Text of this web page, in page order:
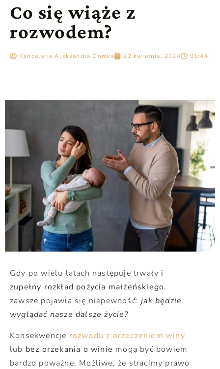
Co się wiąże z
rozwodem?
Kancelaria Aleksandra Domka 22 kwietnia, 2024 01:44
Gdy po wielu latach następuje trwały i
zupełny rozkład pożycia małżeńskiego,
zawsze pojawia się niepewność:jak będzie
wyglądać nasze dalsze życie?
Konsekwencje rozwodu z orzeczeniem winy
lub bez orzekania o winie mogą być bowiem
bardzo poważne. Możliwe, że stracimy prawo